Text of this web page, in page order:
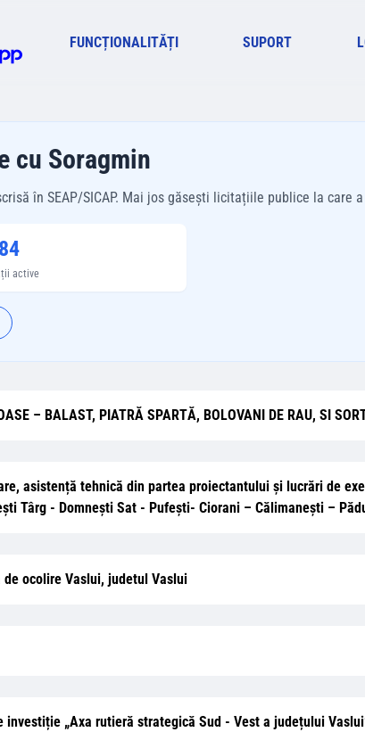
FUNCȚIONALITĂȚI SUPORT
cu Soragmin
în SEAP/SICAP. Mai jos găsești licitațiile publice la
84
active
– BALAST, PIATRĂ SPARTĂ, BOLOVANI DE RAU, SI
asistență tehnică din partea proiectantului și lucrări de
Târg - Domneşti Sat - Pufeşti- Ciorani – Călimaneşti –
ocolire Vaslui, judetul Vaslui
„Axa rutieră strategică Sud - Vest a județului